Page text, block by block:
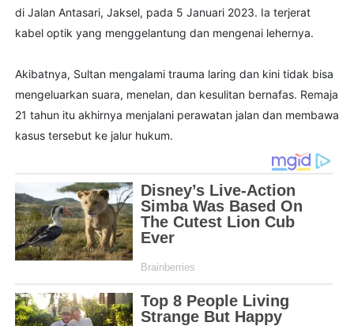
di Jalan Antasari, Jaksel, pada 5 Januari 2023. Ia terjerat
kabel optik yang menggelantung dan mengenai lehernya.
Akibatnya, Sultan mengalami trauma laring dan kini tidak bisa
mengeluarkan suara, menelan, dan kesulitan bernafas. Remaja
21 tahun itu akhirnya menjalani perawatan jalan dan membawa
kasus tersebut ke jalur hukum.